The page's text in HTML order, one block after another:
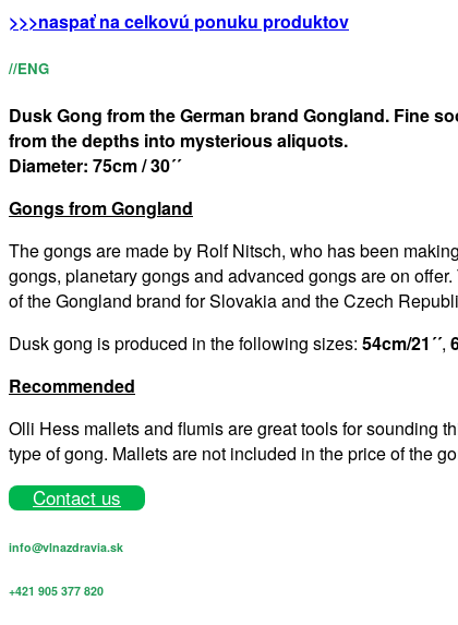
>>>naspať na celkovú ponuku produktov
//ENG
Dusk Gong from the German brand Gongland. Fine
from the depths into mysterious aliquots.
Diameter: 75cm / 30´´
Gongs from Gongland
The gongs are made by Rolf Nitsch, who has been
gongs, planetary gongs and advanced gongs are on
of the Gongland brand for Slovakia and the Czech
Dusk gong is produced in the following sizes: 54cm/21´´,
Recommended
Olli Hess mallets and flumis are great tools for sounding
type of gong. Mallets are not included in the price of the
Contact us
info@vlnazdravia.sk
+421 905 377 820